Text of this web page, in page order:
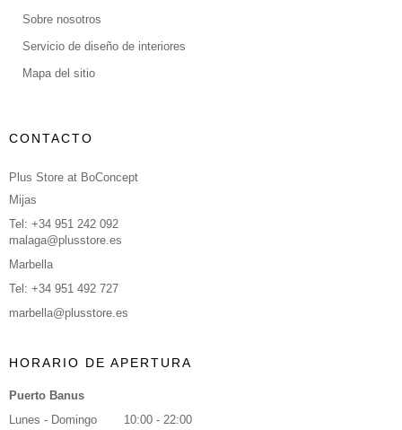
Sobre nosotros
Servicio de diseño de interiores
Mapa del sitio
CONTACTO
Plus Store at BoConcept
Mijas
Tel: +34 951 242 092
malaga@plusstore.es
Marbella
Tel: +34 951 492 727
marbella@plusstore.es
HORARIO DE APERTURA
Puerto Banus
Lunes - Domingo
10:00 - 22:00